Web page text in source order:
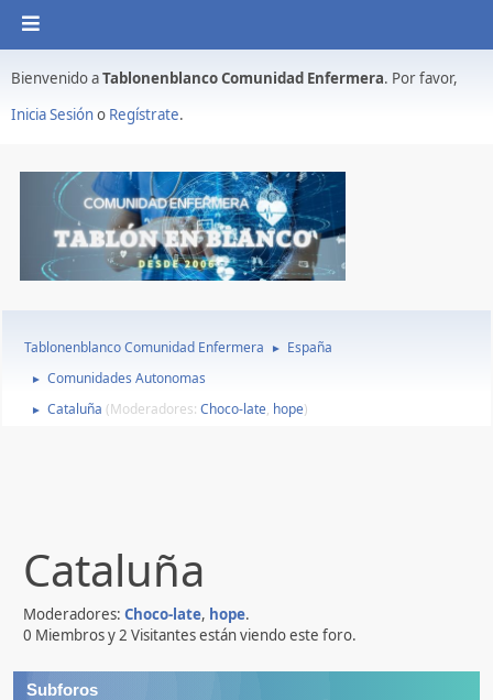
Bienvenido aTablonenblanco Comunidad Enfermera. Por favor,
Inicia Sesióno Regístrate.
Tablonenblanco Comunidad Enfermera ► España
► Comunidades Autonomas
► Cataluña (Moderadores: Choco-late, hope)
Cataluña
Moderadores: Choco-late, hope.
0 Miembros y 2 Visitantes están viendo este foro.
Subforos